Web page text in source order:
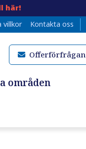
här!
villkor Kontakta oss
Offerförfrågan
områden